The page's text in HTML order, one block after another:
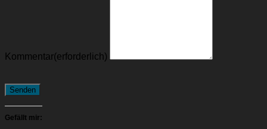
Kommentar(erforderlich)
Senden
Gefällt mir: